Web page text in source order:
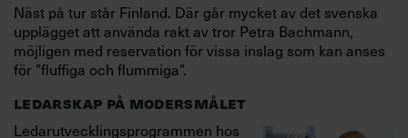
Näst på tur står Finland. Där går mycket av det svenska
upplägget att använda rakt av tror Petra Bachmann,
möjligen med reservation för vissa inslag som kan anses
för ”fluffiga och flummiga”.
LEDARSKAP PÅ MODERSMÅLET
Ledarutvecklingsprogrammen hos